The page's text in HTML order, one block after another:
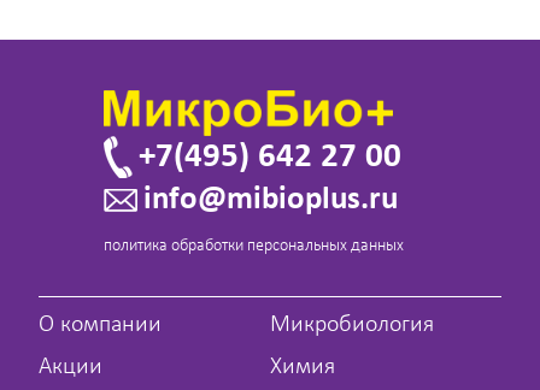
+7(495) 642 27 00
info@mibioplus.ru
политика обработки персональных данных
О компании
Акции
Микробиология
Химия